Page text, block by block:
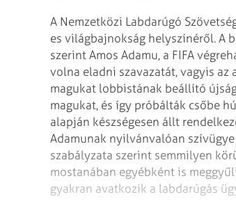
A Nemzetközi Labdarúgó
es világbajnokság helyszínéről. A
szerint Amos Adamu, a FIFA
volna eladni szavazatát, vagyis
magukat lobbistának beállító
magukat, és így próbálták csőbe
alapján készségesen állt
Adamunak nyilvánvalóan
szabályzata szerint semmilyen
mostanában egyébként is
gyakran avatkozik a labdarúgás